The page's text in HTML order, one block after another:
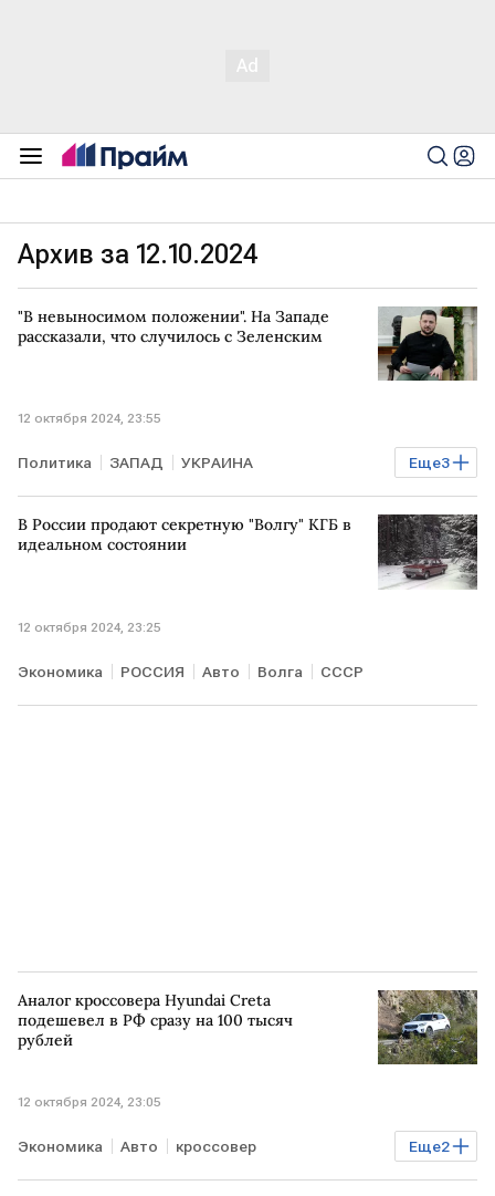
Архив за 12.10.2024
"В невыносимом положении". На Западе
рассказали, что случилось с Зеленским
12 октября 2024, 23:55
Еще3
Политика ЗАПАД УКРАИНА
Владимир Зеленский поддержка Украины
СВО
В России продают секретную "Волгу" КГБ в
идеальном состоянии
12 октября 2024, 23:25
Экономика РОССИЯ Авто Волга СССР
Аналог кроссовера Hyundai Creta
подешевел в РФ сразу на 100 тысяч
рублей
12 октября 2024, 23:05
Еще2
Экономика Авто кроссовер
цены на автомобили Hyundai